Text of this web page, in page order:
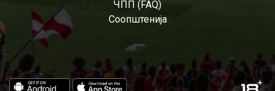
ЧПП (FAQ)
Соопштенија